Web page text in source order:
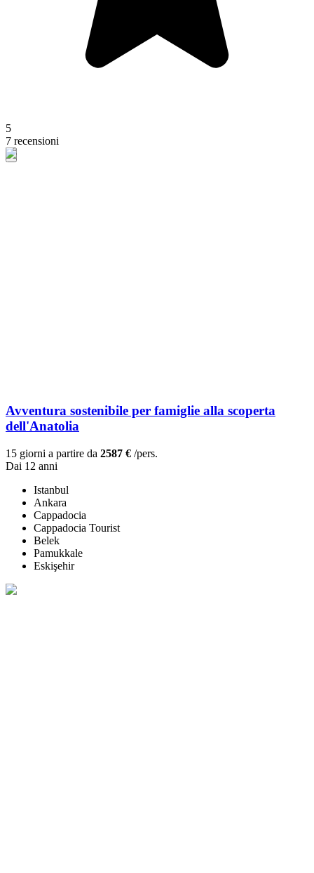
5
7 recensioni
Avventura sostenibile per famiglie alla scoperta
dell'Anatolia
15 giorni a partire da 2587 € /pers.
Dai 12 anni
Istanbul
Ankara
Cappadocia
Cappadocia Tourist
Belek
Pamukkale
Eskişehir